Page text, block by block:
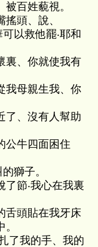
百姓藐視。
頭、說、
以救他罷‧耶和
裏、你就使我有
我母親生我、你
了、沒有人幫助
公牛四面困住
獅子。
了節‧我心在我裏
舌頭貼在我牙床
了我的手、我的